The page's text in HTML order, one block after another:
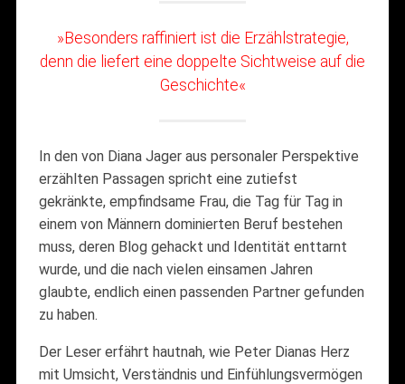
»Besonders raffiniert ist die Erzählstrategie,
denn die liefert eine doppelte Sichtweise auf die
Geschichte«
In den von Diana Jager aus personaler Perspektive
erzählten Passagen spricht eine zutiefst
gekränkte, empfindsame Frau, die Tag für Tag in
einem von Männern dominierten Beruf bestehen
muss, deren Blog gehackt und Identität enttarnt
wurde, und die nach vielen einsamen Jahren
glaubte, endlich einen passenden Partner gefunden
zu haben.
Der Leser erfährt hautnah, wie Peter Dianas Herz
mit Umsicht, Verständnis und Einfühlungsvermögen